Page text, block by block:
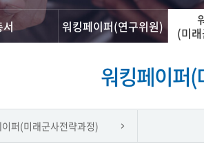
워킹페이퍼(연구위원)
(미
워킹페이퍼
퍼(미래군사전략과정)